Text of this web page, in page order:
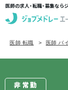
医師の求人・転職・募集な
求人を探す
医師 転職 医師 バ
非常勤